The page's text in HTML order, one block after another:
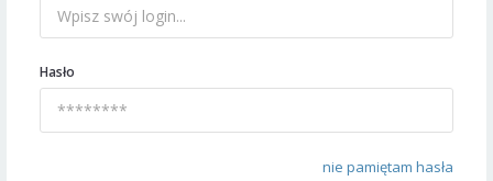
Hasło
nie pamiętam hasła